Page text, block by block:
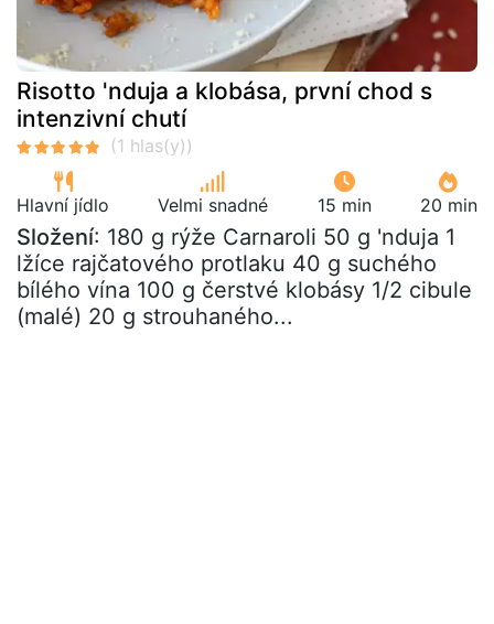
Risotto 'nduja a klobása, první chod s
intenzivní chutí
Hlavní jídlo Velmi snadné 15 min 20 min
Složení: 180 g rýže Carnaroli 50 g 'nduja 1
lžíce rajčatového protlaku 40 g suchého
bílého vína 100 g čerstvé klobásy 1/2 cibule
(malé) 20 g strouhaného...